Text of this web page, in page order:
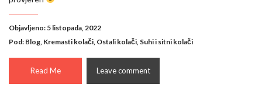
Objavljeno: 5 listopada, 2022
Pod: Blog, Kremasti kolači, Ostali kolači, Suhi i sitni kolači
Read Me Leave comment